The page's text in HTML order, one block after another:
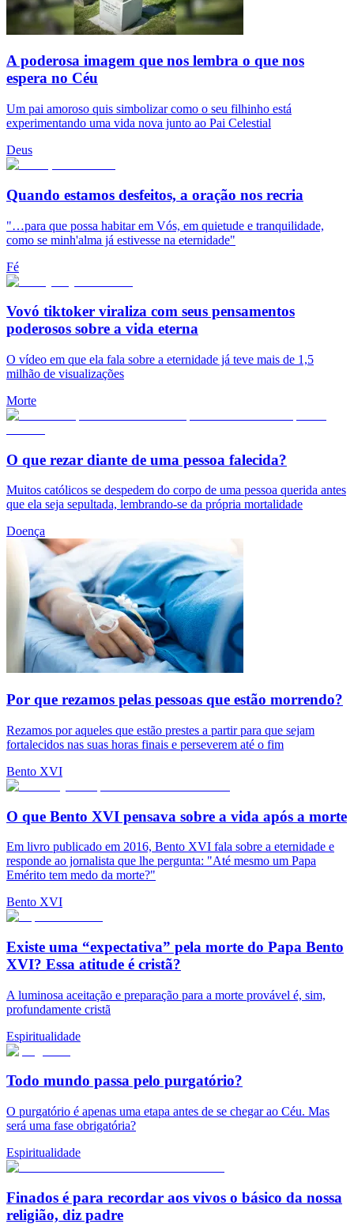
A poderosa imagem que nos lembra o que nos
espera no Céu
Um pai amoroso quis simbolizar como o seu filhinho está
experimentando uma vida nova junto ao Pai Celestial
Deus
Quando estamos desfeitos, a oração nos recria
"…para que possa habitar em Vós, em quietude e tranquilidade,
como se minh'alma já estivesse na eternidade"
Fé
Vovó tiktoker viraliza com seus pensamentos
poderosos sobre a vida eterna
O vídeo em que ela fala sobre a eternidade já teve mais de 1,5
milhão de visualizações
Morte
O que rezar diante de uma pessoa falecida?
Muitos católicos se despedem do corpo de uma pessoa querida antes
que ela seja sepultada, lembrando-se da própria mortalidade
Doença
Por que rezamos pelas pessoas que estão morrendo?
Rezamos por aqueles que estão prestes a partir para que sejam
fortalecidos nas suas horas finais e perseverem até o fim
Bento XVI
O que Bento XVI pensava sobre a vida após a morte
Em livro publicado em 2016, Bento XVI fala sobre a eternidade e
responde ao jornalista que lhe pergunta: "Até mesmo um Papa
Emérito tem medo da morte?"
Bento XVI
Existe uma “expectativa” pela morte do Papa Bento
XVI? Essa atitude é cristã?
A luminosa aceitação e preparação para a morte provável é, sim,
profundamente cristã
Espiritualidade
Todo mundo passa pelo purgatório?
O purgatório é apenas uma etapa antes de se chegar ao Céu. Mas
será uma fase obrigatória?
Espiritualidade
Finados é para recordar aos vivos o básico da nossa
religião, diz padre